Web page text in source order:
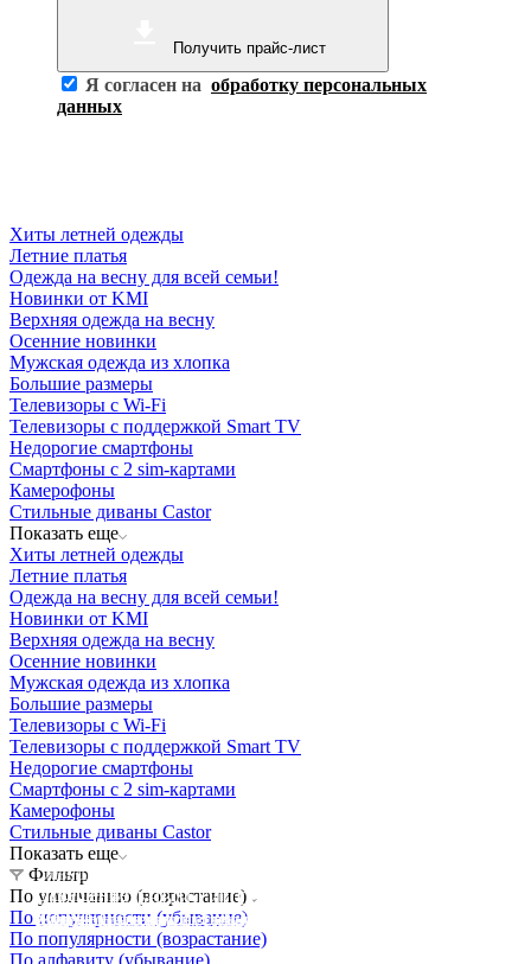
Получить прайс-лист
Я согласен на обработку персональных
данных
Хиты летней одежды
Летние платья
Одежда на весну для всей семьи!
Новинки от KMI
Верхняя одежда на весну
Осенние новинки
Мужская одежда из хлопка
Большие размеры
Телевизоры с Wi-Fi
Телевизоры с поддержкой Smart TV
Недорогие смартфоны
Смартфоны с 2 sim-картами
Камерофоны
Стильные диваны Castor
Показать еще
Хиты летней одежды
Летние платья
Одежда на весну для всей семьи!
Новинки от KMI
Верхняя одежда на весну
Осенние новинки
Мужская одежда из хлопка
Большие размеры
Телевизоры с Wi-Fi
Телевизоры с поддержкой Smart TV
Недорогие смартфоны
Смартфоны с 2 sim-картами
Камерофоны
Стильные диваны Castor
Показать еще
Фильтр
По умолчанию (возрастание)
По популярности (убывание)
По популярности (возрастание)
По алфавиту (убывание)
Освещение
Здания префектуры ТиНАО
Освещение
Калужский завод путевых машин и гидроприводов
Освещение
СТРОИТЕЛЬНЫЙ ГИПЕРМАРКЕТ «ЛЕРУА
МЕРЛЕН»
Освещение
Железнодорожный вокзал Арзамас-1